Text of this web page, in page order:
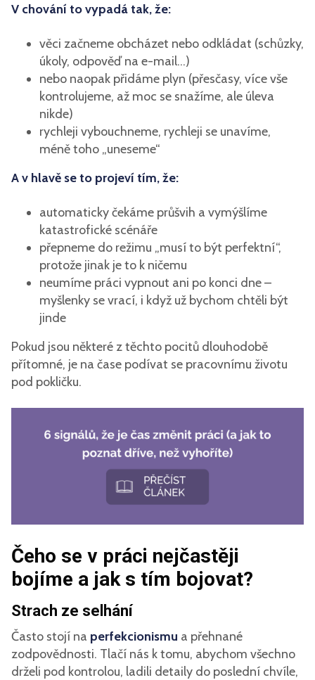
V chování to vypadá tak, že:
věci začneme obcházet nebo odkládat (schůzky,
úkoly, odpověď na e-mail…)
nebo naopak přidáme plyn (přesčasy, více vše
kontrolujeme, až moc se snažíme, ale úleva
nikde)
rychleji vybouchneme, rychleji se unavíme,
méně toho „uneseme“
A v hlavě se to projeví tím, že:
automaticky čekáme průšvih a vymýšlíme
katastrofické scénáře
přepneme do režimu „musí to být perfektní“,
protože jinak je to k ničemu
neumíme práci vypnout ani po konci dne –
myšlenky se vrací, i když už bychom chtěli být
jinde
Pokud jsou některé z těchto pocitů dlouhodobě
přítomné, je na čase podívat se pracovnímu životu
pod pokličku.
Čeho se v práci nejčastěji
bojíme a jak s tím bojovat?
Strach ze selhání
Často stojí na perfekcionismu a přehnané
zodpovědnosti. Tlačí nás k tomu, abychom všechno
drželi pod kontrolou, ladili detaily do poslední chvíle,